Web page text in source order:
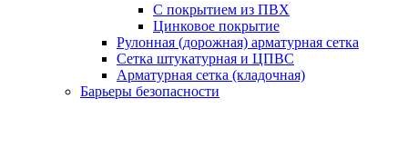
С покрытием из ПВХ
Цинковое покрытие
Рулонная (дорожная) арматурная сетка
Сетка штукатурная и ЦПВС
Арматурная сетка (кладочная)
Барьеры безопасности